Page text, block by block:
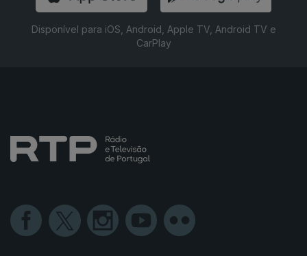
Disponível para iOS, Android, Apple TV, Android TV e
CarPlay